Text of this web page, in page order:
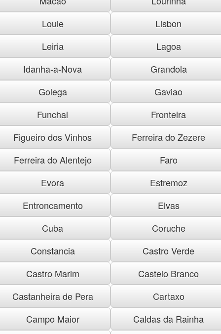
Loule
Lisbon
Leiria
Lagoa
Idanha-a-Nova
Grandola
Golega
Gaviao
Funchal
Fronteira
Figueiro dos Vinhos
Ferreira do Zezere
Ferreira do Alentejo
Faro
Evora
Estremoz
Entroncamento
Elvas
Cuba
Coruche
Constancia
Castro Verde
Castro Marim
Castelo Branco
Castanheira de Pera
Cartaxo
Campo Maior
Caldas da Rainha